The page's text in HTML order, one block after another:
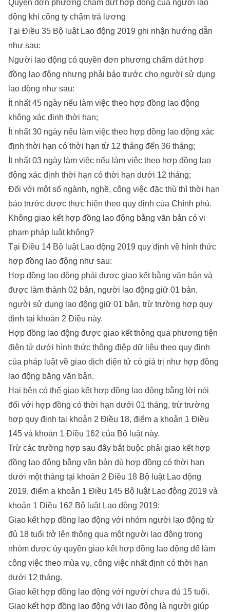
Quyền đơn phương chấm dứt hợp đồng của người lao
động khi công ty chậm trả lương
Tại Điều 35 Bộ luật Lao động 2019 ghi nhận hướng dẫn
như sau:
Người lao động có quyền đơn phương chấm dứt hợp
đồng lao động nhưng phải báo trước cho người sử dụng
lao động như sau:
Ít nhất 45 ngày nếu làm việc theo hợp đồng lao động
không xác định thời hạn;
Ít nhất 30 ngày nếu làm việc theo hợp đồng lao động xác
định thời hạn có thời hạn từ 12 tháng đến 36 tháng;
Ít nhất 03 ngày làm việc nếu làm việc theo hợp đồng lao
động xác định thời hạn có thời hạn dưới 12 tháng;
Đối với một số ngành, nghề, công việc đặc thù thì thời hạn
báo trước được thực hiện theo quy định của Chính phủ.
Không giao kết hợp đồng lao động bằng văn bản có vi
phạm pháp luật không?
Tại Điều 14 Bộ luật Lao động 2019 quy định về hình thức
hợp đồng lao động như sau:
Hợp đồng lao động phải được giao kết bằng văn bản và
được làm thành 02 bản, người lao động giữ 01 bản,
người sử dụng lao động giữ 01 bản, trừ trường hợp quy
định tại khoản 2 Điều này.
Hợp đồng lao động được giao kết thông qua phương tiện
điện tử dưới hình thức thông điệp dữ liệu theo quy định
của pháp luật về giao dịch điện tử có giá trị như hợp đồng
lao động bằng văn bản.
Hai bên có thể giao kết hợp đồng lao động bằng lời nói
đối với hợp đồng có thời hạn dưới 01 tháng, trừ trường
hợp quy định tại khoản 2 Điều 18, điểm a khoản 1 Điều
145 và khoản 1 Điều 162 của Bộ luật này.
Trừ các trường hợp sau đây bắt buộc phải giao kết hợp
đồng lao động bằng văn bản dù hợp đồng có thời hạn
dưới một tháng tại khoản 2 Điều 18 Bộ luật Lao động
2019, điểm a khoản 1 Điều 145 Bộ luật Lao động 2019 và
khoản 1 Điều 162 Bộ luật Lao động 2019:
Giao kết hợp đồng lao động với nhóm người lao động từ
đủ 18 tuổi trở lên thông qua một người lao động trong
nhóm được ủy quyền giao kết hợp đồng lao động để làm
công việc theo mùa vụ, công việc nhất định có thời hạn
dưới 12 tháng.
Giao kết hợp đồng lao động với người chưa đủ 15 tuổi.
Giao kết hợp đồng lao động với lao động là người giúp